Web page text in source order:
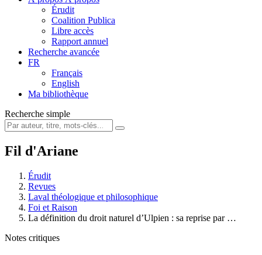
Érudit
Coalition Publica
Libre accès
Rapport annuel
Recherche avancée
FR
Français
English
Ma bibliothèque
Recherche simple
Fil d'Ariane
Érudit
Revues
Laval théologique et philosophique
Foi et Raison
La définition du droit naturel d’Ulpien : sa reprise par …
Notes critiques